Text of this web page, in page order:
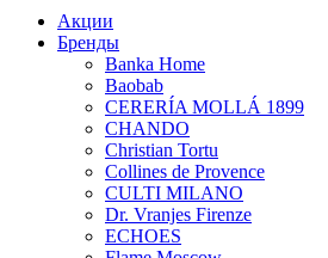
Акции
Бренды
Banka Home
Baobab
CERERÍA MOLLÁ 1899
CHANDO
Christian Tortu
Collines de Provence
CULTI MILANO
Dr. Vranjes Firenze
ECHOES